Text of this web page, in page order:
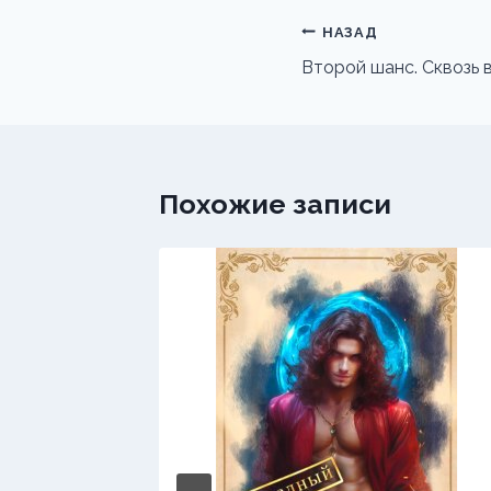
Навигация
по
НАЗАД
Второй шанс. Сквозь
Похожие записи